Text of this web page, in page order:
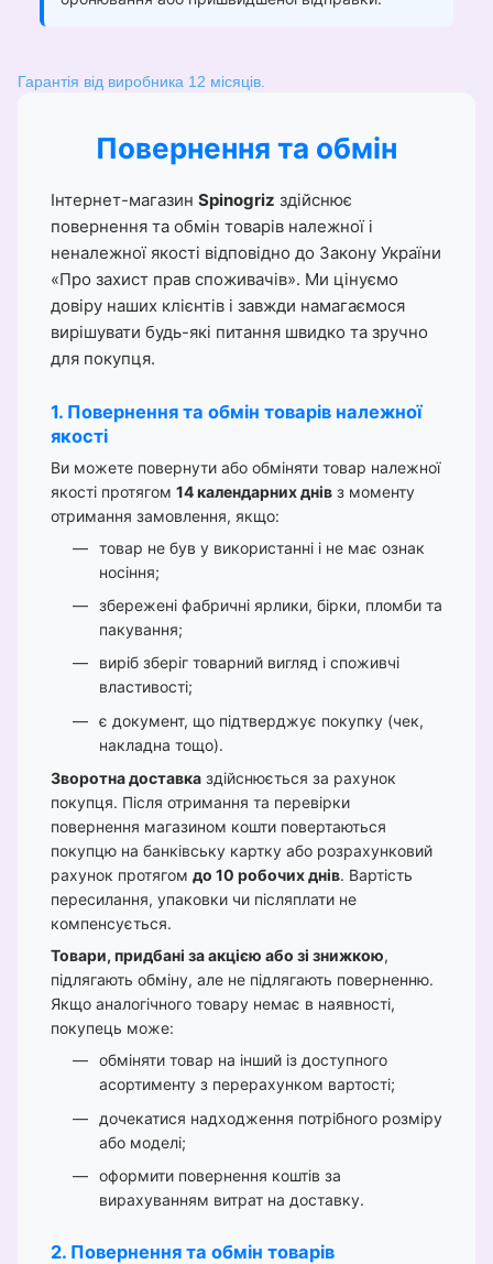
Гарантія від виробника 12 місяців.
Повернення та обмін
Інтернет-магазин Spinogriz здійснює
повернення та обмін товарів належної і
неналежної якості відповідно до Закону України
«Про захист прав споживачів». Ми цінуємо
довіру наших клієнтів і завжди намагаємося
вирішувати будь-які питання швидко та зручно
для покупця.
1. Повернення та обмін товарів належної
якості
Ви можете повернути або обміняти товар належної
якості протягом 14 календарних днів з моменту
отримання замовлення, якщо:
товар не був у використанні і не має ознак
носіння;
збережені фабричні ярлики, бірки, пломби та
пакування;
виріб зберіг товарний вигляд і споживчі
властивості;
є документ, що підтверджує покупку (чек,
накладна тощо).
Зворотна доставка здійснюється за рахунок
покупця. Після отримання та перевірки
повернення магазином кошти повертаються
покупцю на банківську картку або розрахунковий
рахунок протягом до 10 робочих днів. Вартість
пересилання, упаковки чи післяплати не
компенсується.
Товари, придбані за акцією або зі знижкою,
підлягають обміну, але не підлягають поверненню.
Якщо аналогічного товару немає в наявності,
покупець може:
обміняти товар на інший із доступного
асортименту з перерахунком вартості;
дочекатися надходження потрібного розміру
або моделі;
оформити повернення коштів за
вирахуванням витрат на доставку.
2. Повернення та обмін товарів